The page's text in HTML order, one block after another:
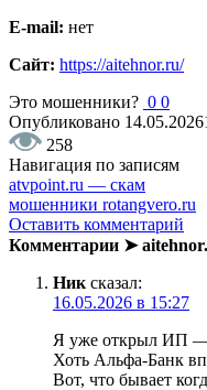
E-mail: нет
Сайт: https://aitehnor.ru/
Это мошенники? 0 0
Опубликовано 14.05.2026
258
Навигация по записям
atvpoint.ru — скам
мошенники rotangvero.ru
Оставить комментарий
Комментарии ➤
Ник сказал:
16.05.2026 в 15:27
Я уже открыл ИП —
Хоть Альфа-Банк
Вот, что бывает